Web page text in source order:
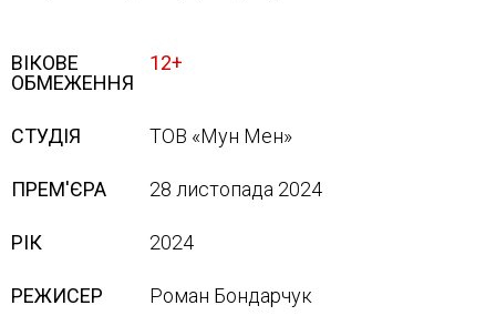
ВІКОВЕ
ОБМЕЖЕННЯ
12+
СТУДІЯ ТОВ «Мун Мен»
ПРЕМ'ЄРА 28 листопада 2024
РІК 2024
РЕЖИСЕР Роман Бондарчук